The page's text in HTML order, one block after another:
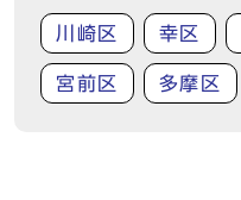
川崎区 幸区
宮前区 多摩区